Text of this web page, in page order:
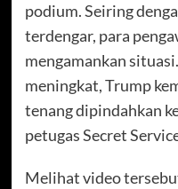
podium. Seiring
terdengar, para
mengamankan
meningkat, Trump
tenang dipindahkan
petugas Secret
Melihat video